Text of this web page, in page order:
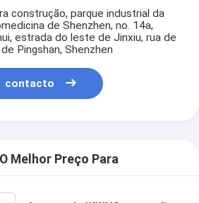
construção, parque industrial da
de Shenzhen, no. 14a,
estrada do leste de Jinxiu, rua de
Pingshan, Shenzhen
contacto
Melhor Preço Para